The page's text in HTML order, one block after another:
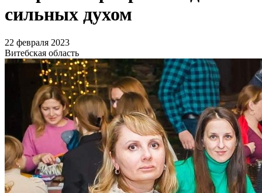
сильных духом
22 февраля 2023
Витебская область